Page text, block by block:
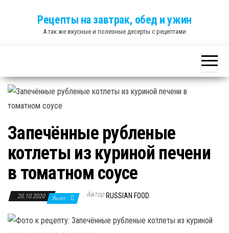
Рецепты на завтрак, обед и ужин
А так же вкусные и полезные десерты с рецептами
Запечённые рубленые
котлеты из куриной печени
в томатном соусе
20.10.2020 Выкл. Автор RUSSIAN FOOD